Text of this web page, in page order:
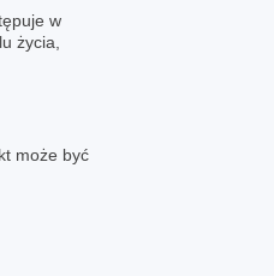
w
życia,
może być